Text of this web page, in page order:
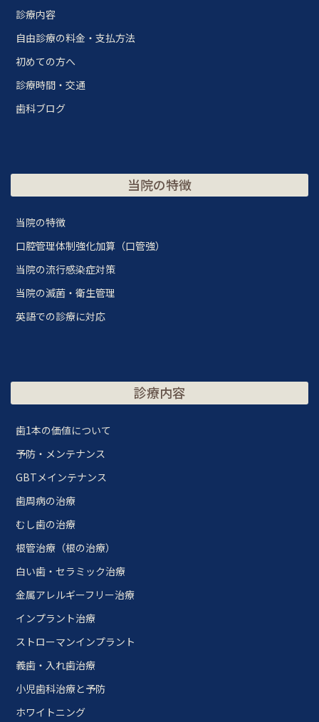
診療内容
自由診療の料金・支払方法
初めての方へ
診療時間・交通
歯科ブログ
当院の特徴
当院の特徴
口腔管理体制強化加算（口管強）
当院の流行感染症対策
当院の滅菌・衛生管理
英語での診療に対応
診療内容
歯1本の価値について
予防・メンテナンス
GBTメインテナンス
歯周病の治療
むし歯の治療
根管治療（根の治療）
白い歯・セラミック治療
金属アレルギーフリー治療
インプラント治療
ストローマンインプラント
義歯・入れ歯治療
小児歯科治療と予防
ホワイトニング